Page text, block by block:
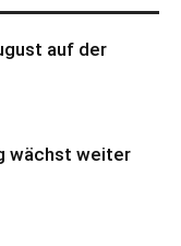
auf der
wächst weiter